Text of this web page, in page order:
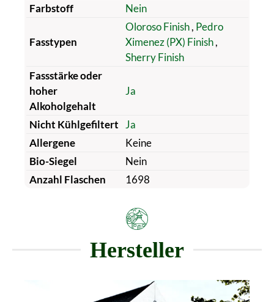
Farbstoff
Nein
Fasstypen
Oloroso Finish, Pedro
Ximenez (PX) Finish,
Sherry Finish
Fassstärke oder
hoher
Alkoholgehalt
Ja
Nicht Kühlgefiltert
Ja
Allergene
Keine
Bio-Siegel
Nein
Anzahl Flaschen
1698
Hersteller